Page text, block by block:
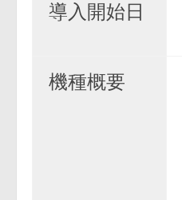
導入開始日
機種概要